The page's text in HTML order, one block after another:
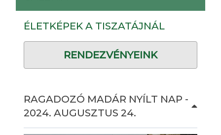
ÉLETKÉPEK A TISZATÁJNÁL
RENDEZVÉNYEINK
RAGADOZÓ MADÁR NYÍLT NAP -
2024. AUGUSZTUS 24.